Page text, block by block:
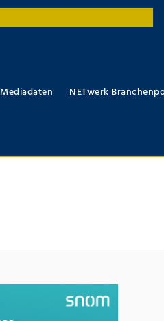
Mediadaten NETwerk